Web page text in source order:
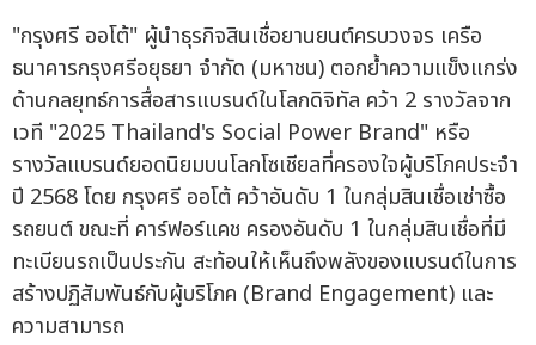
"กรุงศรี ออโต้" ผู้นำธุรกิจสินเชื่อยานยนต์ครบวงจร เครือ
ธนาคารกรุงศรีอยุธยา จำกัด (มหาชน) ตอกย้ำความแข็งแกร่ง
ด้านกลยุทธ์การสื่อสารแบรนด์ในโลกดิจิทัล คว้า 2 รางวัลจาก
เวที "2025 Thailand's Social Power Brand" หรือ
รางวัลแบรนด์ยอดนิยมบนโลกโซเชียลที่ครองใจผู้บริโภคประจำ
ปี 2568 โดย กรุงศรี ออโต้ คว้าอันดับ 1 ในกลุ่มสินเชื่อเช่าซื้อ
รถยนต์ ขณะที่ คาร์ฟอร์แคช ครองอันดับ 1 ในกลุ่มสินเชื่อที่มี
ทะเบียนรถเป็นประกัน สะท้อนให้เห็นถึงพลังของแบรนด์ในการ
สร้างปฏิสัมพันธ์กับผู้บริโภค (Brand Engagement) และ
ความสามารถ